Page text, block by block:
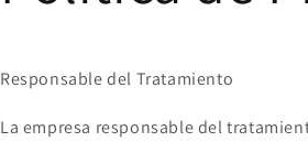
Responsable del Tratamiento
La empresa responsable del